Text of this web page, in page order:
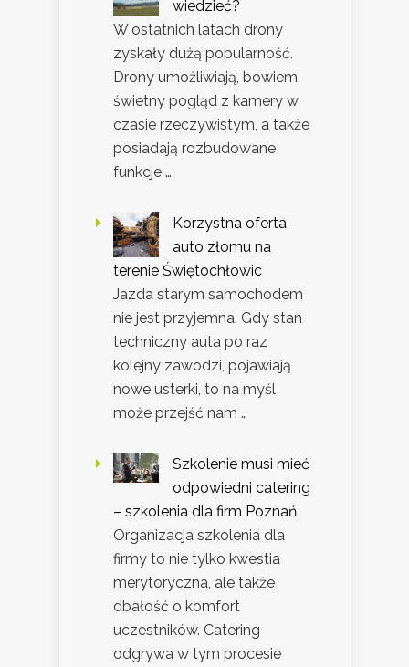
wiedzieć?
W ostatnich latach drony
zyskały dużą popularność.
Drony umożliwiają, bowiem
świetny pogląd z kamery w
czasie rzeczywistym, a także
posiadają rozbudowane
funkcje …
Korzystna oferta
auto złomu na
terenie Świętochłowic
Jazda starym samochodem
nie jest przyjemna. Gdy stan
techniczny auta po raz
kolejny zawodzi, pojawiają
nowe usterki, to na myśl
może przejść nam …
Szkolenie musi mieć
odpowiedni catering
– szkolenia dla firm Poznań
Organizacja szkolenia dla
firmy to nie tylko kwestia
merytoryczna, ale także
dbałość o komfort
uczestników. Catering
odgrywa w tym procesie